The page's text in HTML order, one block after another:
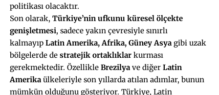
politikası olacaktır.
Son olarak, Türkiye’nin ufkunu küresel ölçekte
genişletmesi, sadece yakın çevresiyle sınırlı
kalmayıp Latin Amerika, Afrika, Güney Asya gibi uzak
bölgelerde de stratejik ortaklıklar kurması
gerekmektedir. Özellikle Brezilya ve diğer Latin
Amerika ülkeleriyle son yıllarda atılan adımlar, bunun
mümkün olduğunu gösteriyor. Türkiye, Latin